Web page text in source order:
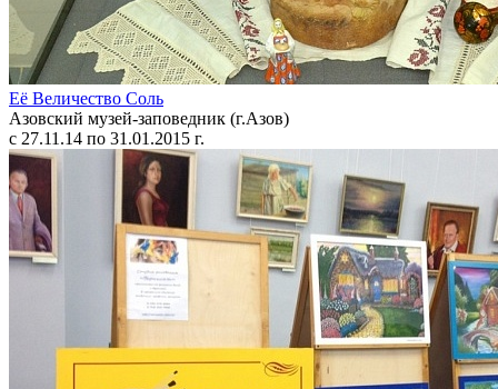
Её Величество Соль
Азовский музей-заповедник (г.Азов)
с 27.11.14 по 31.01.2015 г.